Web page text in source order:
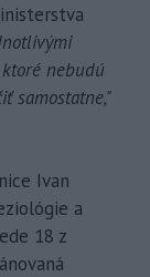
nebudú
samostatne,"
Ivan
a
18 z